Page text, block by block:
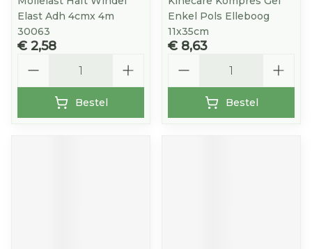
Elast Adh 4cmx 4m
30063
€ 2,58
Bestel
Enkel Pols Elleboog
11x35cm
€ 8,63
Bestel